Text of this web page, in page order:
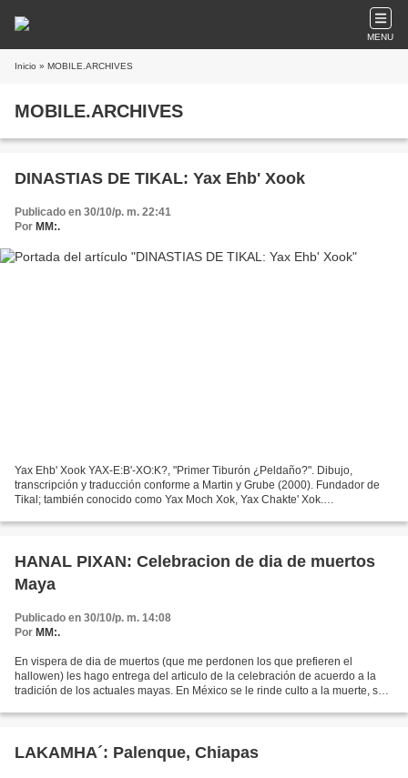
MENU
Inicio » MOBILE.ARCHIVES
MOBILE.ARCHIVES
DINASTIAS DE TIKAL: Yax Ehb' Xook
Publicado en 30/10/p. m. 22:41
Por MM:.
Yax Ehb' Xook YAX-E:B'-XO:K?, "Primer Tiburón ¿Peldaño?". Dibujo,
transcripción y traducción conforme a Martin y Grube (2000). Fundador de
Tikal; también conocido como Yax Moch Xok, Yax Chakte' Xok.
HANAL PIXAN: Celebracion de dia de muertos
Maya
Publicado en 30/10/p. m. 14:08
Por MM:.
En vispera de dia de muertos (que me perdonen los que prefieren el
hallowen) les hago entrega del articulo de la celebración de acuerdo a la
tradición de los actuales mayas. En México se le rinde culto a la muerte, se
LAKAMHA´: Palenque, Chiapas